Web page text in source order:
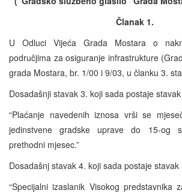
Članak 1.
U Odluci Vijeća Grada Mostara o
područjima za osiguranje infrastrukture
grada Mostara, br. 1/00 i 9/03, u članku 3.
Dosadašnji stavak 3. koji sada postaje
“Plaćanje navedenih iznosa vrši se
jedinstvene gradske uprave do 15-og
prethodni mjesec.”
Dosadašnj stavak 4. koji sada postaje
“Specijalni izaslanik Visokog predstavnika